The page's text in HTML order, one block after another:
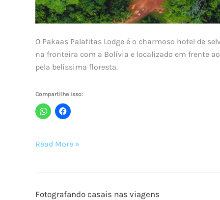
O Pakaas Palafitas Lodge é o charmoso hotel de
na fronteira com a Bolívia e localizado em frente
pela belíssima floresta.
Compartilhe isso:
Pakaas,
selva
Read More »
Fotografando casais nas viagens